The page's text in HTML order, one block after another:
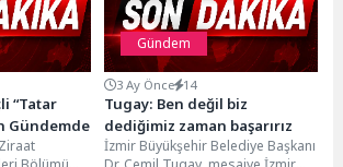
“Tatar
Gündemde
Gündem
3 Ay Önce 14
Tugay: Ben değil biz
dediğimiz zaman başarırız
İzmir Büyükşehir Belediye Başkanı